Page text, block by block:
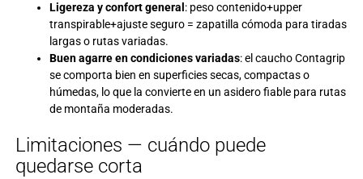
Ligereza y confort general : peso contenido+upper
transpirable+ajuste seguro = zapatilla cómoda para tiradas
largas o rutas variadas.
Buen agarre en condiciones variadas: el caucho Contagrip
se comporta bien en superficies secas, compactas o
húmedas, lo que la convierte en un asidero fiable para rutas
de montaña moderadas.
Limitaciones — cuándo puede
quedarse corta